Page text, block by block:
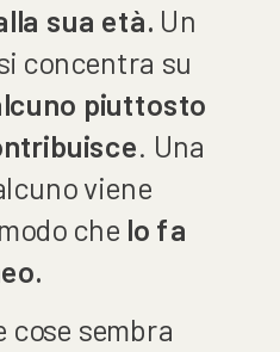
sua età. Un
concentra su
piuttosto
. Una
viene
che lo fa
cose sembra